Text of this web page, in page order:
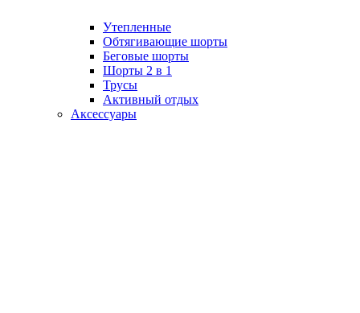
Утепленные
Обтягивающие шорты
Беговые шорты
Шорты 2 в 1
Трусы
Активный отдых
Аксессуары